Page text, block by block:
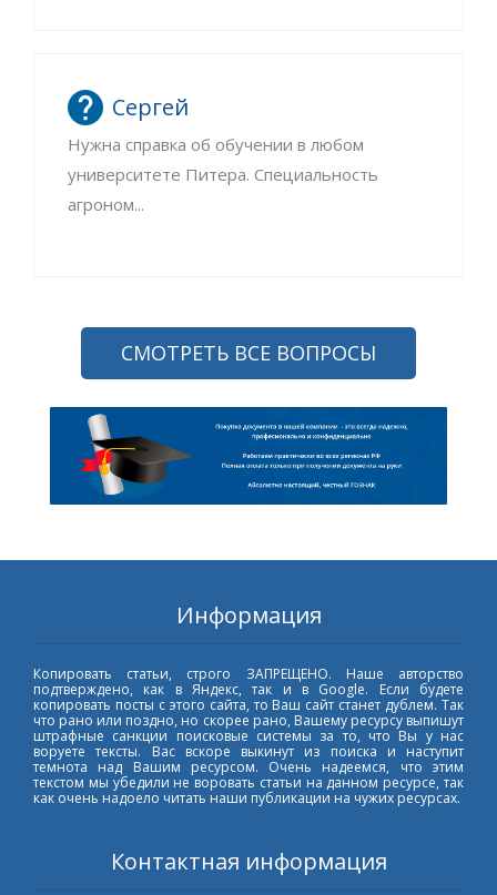
Сергей
Нужна справка об обучении в любом
университете Питера. Специальность
агроном...
СМОТРЕТЬ ВСЕ ВОПРОСЫ
Информация
Копировать статьи, строго ЗАПРЕЩЕНО. Наше авторство
подтверждено, как в Яндекс, так и в Google. Если будете
копировать посты с этого сайта, то Ваш сайт станет дублем. Так
что рано или поздно, но скорее рано, Вашему ресурсу выпишут
штрафные санкции поисковые системы за то, что Вы у нас
воруете тексты. Вас вскоре выкинут из поиска и наступит
темнота над Вашим ресурсом. Очень надеемся, что этим
текстом мы убедили не воровать статьи на данном ресурсе, так
как очень надоело читать наши публикации на чужих ресурсах.
Контактная информация